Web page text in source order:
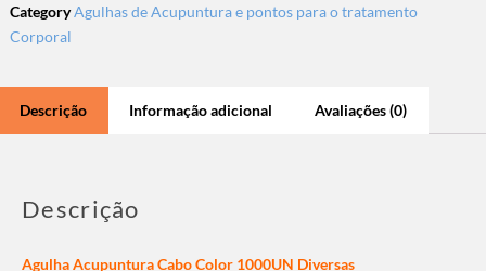
CategoryAgulhas de Acupuntura e pontos para o tratamento
Corporal
Descrição Informação adicional Avaliações (0)
Descrição
Agulha Acupuntura Cabo Color 1000UN Diversas